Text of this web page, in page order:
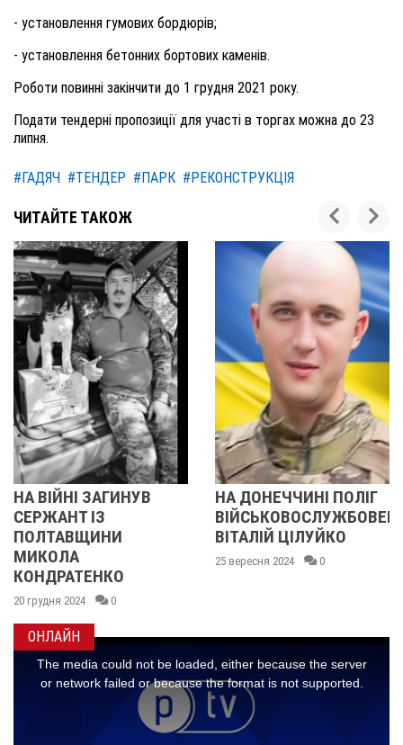
- установлення гумових бордюрів;
- установлення бетонних бортових каменів.
Роботи повинні закінчити до 1 грудня 2021 року.
Подати тендерні пропозиції для участі в торгах можна до 23
липня.
#ГАДЯЧ #ТЕНДЕР #ПАРК #РЕКОНСТРУКЦІЯ
ЧИТАЙТЕ ТАКОЖ
НА ДОНЕЧЧИНІ ПОЛІГ
ВІЙСЬКОВОСЛУЖБОВЕЦЬ
ВІТАЛІЙ ЦІЛУЙКО
ПІСЛЯ
ОЧІКУВАННЯ,
ЗАГИБЕЛЬ
ОНЛАЙН